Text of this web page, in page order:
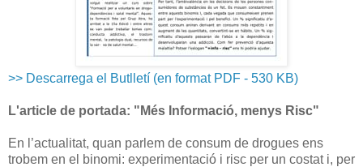
>> Descarrega el Butlletí (en format PDF - 530 KB)
L'article de portada: "Més Informació, menys Risc"
En l’actualitat, quan parlem de consum de drogues ens
trobem en el binomi: experimentació i risc per un costat i, per